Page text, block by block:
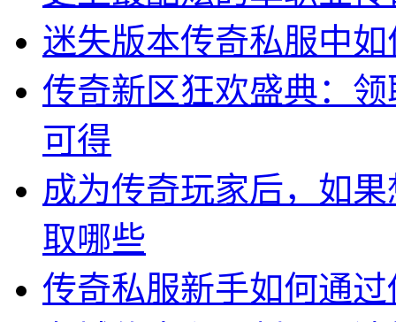
迷失版本传奇私服中
传奇新区狂欢盛典：
可得
成为传奇玩家后，如
取哪些
传奇私服新手如何通